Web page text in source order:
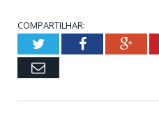
COMPARTILHAR:
TwitterFacebook
Email